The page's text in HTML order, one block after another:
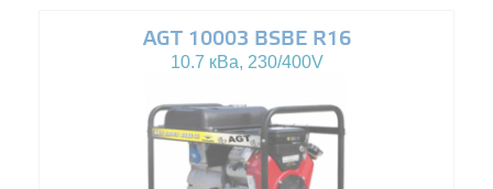
AGT 10003 BSBE R16
10.7 кВа, 230/400V